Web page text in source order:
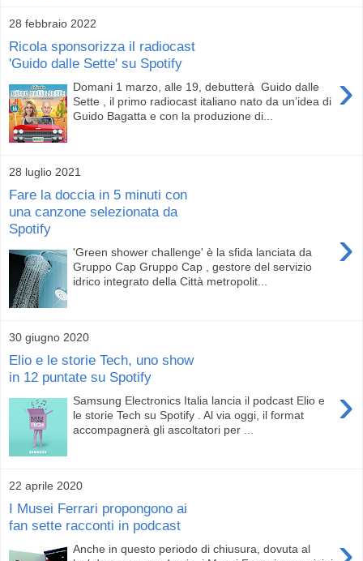
28 febbraio 2022
Ricola sponsorizza il radiocast
'Guido dalle Sette' su Spotify
›
Domani 1 marzo, alle 19, debutterà Guido dalle
Sette , il primo radiocast italiano nato da un’idea di
Guido Bagatta e con la produzione di...
28 luglio 2021
Fare la doccia in 5 minuti con
una canzone selezionata da
Spotify
›
'Green shower challenge' è la sfida lanciata da
Gruppo Cap Gruppo Cap , gestore del servizio
idrico integrato della Città metropolit...
30 giugno 2020
Elio e le storie Tech, uno show
in 12 puntate su Spotify
›
Samsung Electronics Italia lancia il podcast Elio e
le storie Tech su Spotify . Al via oggi, il format
accompagnerà gli ascoltatori per ...
22 aprile 2020
I Musei Ferrari propongono ai
fan sette racconti in podcast
Anche in questo periodo di chiusura, dovuta al